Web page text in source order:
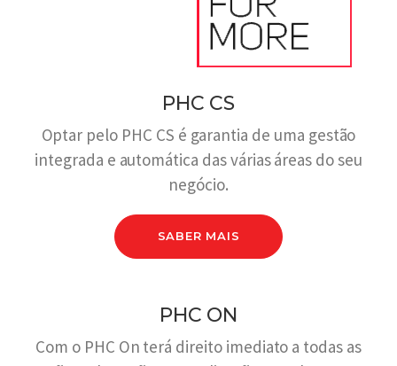
PHC CS
Optar pelo PHC CS é garantia de uma gestão
integrada e automática das várias áreas do seu
negócio.
SABER MAIS
PHC ON
Com o PHC On terá direito imediato a todas as